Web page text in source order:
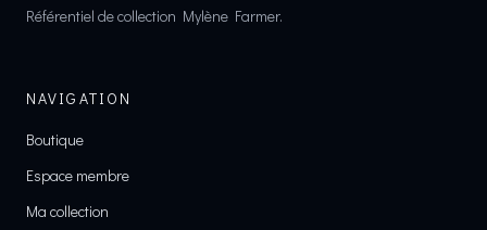
Référentiel de collection Mylène Farmer.
NAVIGATION
Boutique
Espace membre
Ma collection